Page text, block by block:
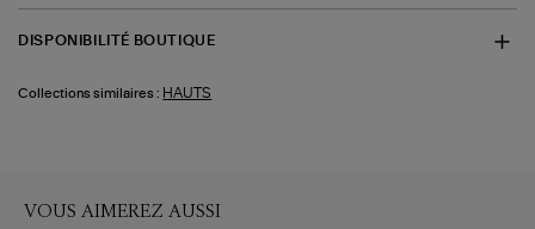
DISPONIBILITÉ BOUTIQUE
Collections similaires : HAUTS
VOUS AIMEREZ AUSSI